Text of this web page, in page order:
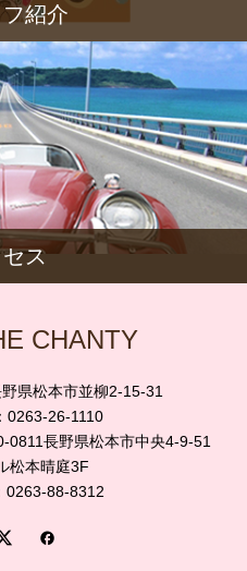
紹介
ス
CHANTY
県松本市並柳2-15-31
26-1110
0811長野県松本市中央4-9-51
松本晴庭3F
88-8312